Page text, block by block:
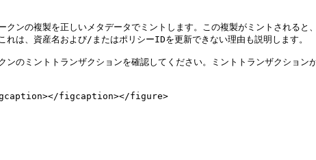
ンの複製を正しいメタデータでミントします。この複製がミントされる
は、資産名および/またはポリシーIDを更新できない理由も説明します。
トランザクションを確認してください。ミントトランザクションが表
figcaption></figure>